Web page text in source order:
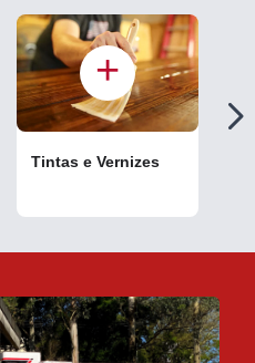
Tintas e Vernizes